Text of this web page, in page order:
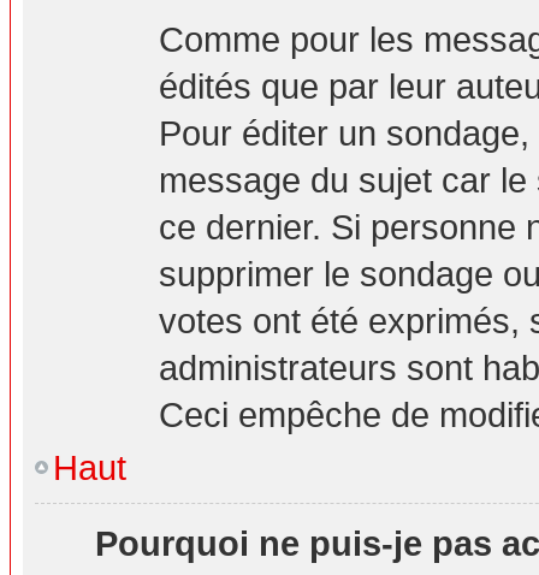
Comme pour les
édités que par leur
Pour éditer un
message du sujet car
ce dernier. Si personne
supprimer le sondage
votes ont été exprimés,
administrateurs sont
Ceci empêche de
Haut
Pourquoi ne puis-je pas